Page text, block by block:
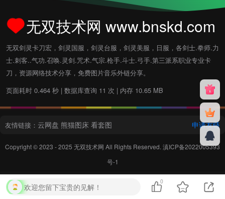
欢迎您留下宝贵的见解！
0
无双技术网 www.bnskd.com
无双剑灵卡刀宏，剑灵国服，剑灵台服，剑灵美服，日服，各剑士.拳师.力
士.刺客..气功.召唤.灵剑.咒术.气宗.枪手.斗士.弓手.第三派系职业专业卡
刀，资源网络技术分享，免费图片音乐外链分享。
页面耗时 0.464 秒 | 数据库查询 11 次 | 内存 10.65 MB
友情链接： 云网盘 熊猫图床 看套图 申请友链
Copyright © 2023 - 2025 无双技术网 All Rights Reserved. 滇ICP备2022005393
号-1